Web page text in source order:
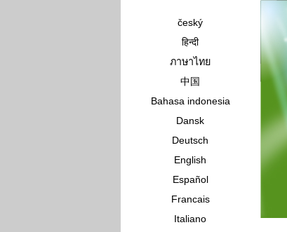
český
हिन्दी
ภาษาไทย
中国
Bahasa indonesia
Dansk
Deutsch
English
Español
Francais
Italiano